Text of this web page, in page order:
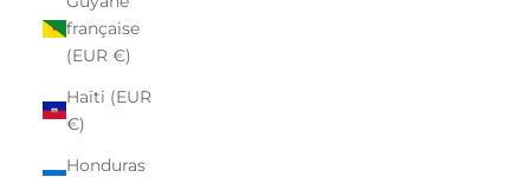
française
(EUR €)
Haïti (EUR
€)
Honduras